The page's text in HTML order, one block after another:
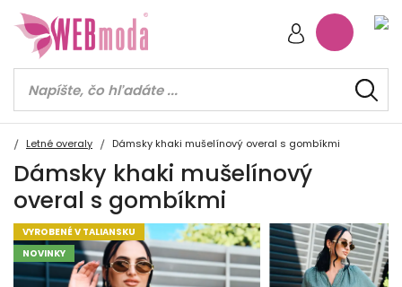
Letné overaly Dámsky khaki mušelínový overal s gombíkmi
Dámsky khaki mušelínový
overal s gombíkmi
VYROBENÉ V TALIANSKU
NOVINKY